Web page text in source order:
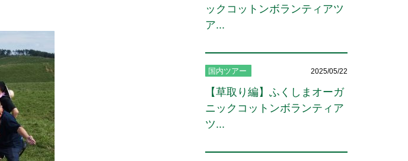
ックコットンボランティアツ
ア...
国内ツアー 2025/05/22
【草取り編】ふくしまオーガ
ニックコットンボランティア
ツ...